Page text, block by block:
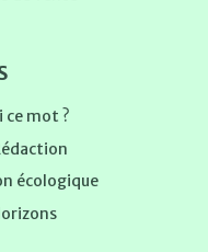
ce mot ?
écologique